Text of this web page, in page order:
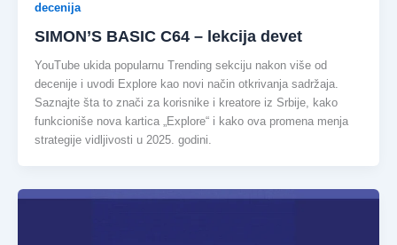
decenija
SIMON’S BASIC C64 – lekcija devet
YouTube ukida popularnu Trending sekciju nakon više od
decenije i uvodi Explore kao novi način otkrivanja sadržaja.
Saznajte šta to znači za korisnike i kreatore iz Srbije, kako
funkcioniše nova kartica „Explore“ i kako ova promena menja
strategije vidljivosti u 2025. godini.